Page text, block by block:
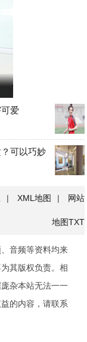
爱
可以巧妙
| XML地图 | 网站
地图TXT
音频等资料均来
其版权负责。相
杂本站无法一一
的内容，请联系